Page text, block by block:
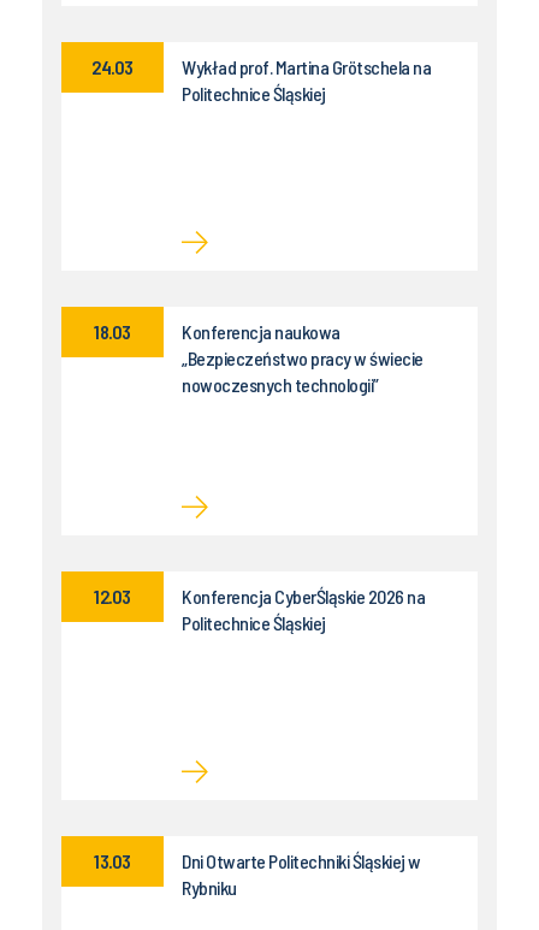
Wykład prof. Martina Grötschela na
Politechnice Śląskiej
24.03
Konferencja naukowa
„Bezpieczeństwo pracy w świecie
nowoczesnych technologii”
18.03
Konferencja CyberŚląskie 2026 na
Politechnice Śląskiej
12.03
Dni Otwarte Politechniki Śląskiej w
Rybniku
13.03